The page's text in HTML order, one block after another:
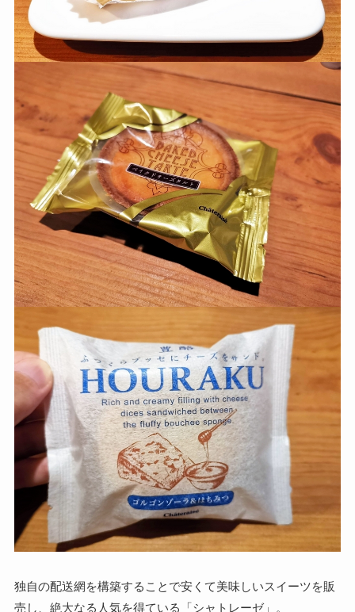
独自の配送網を構築することで安くて美味しいスイーツを販
売し、絶大なる人気を得ている「シャトレーゼ」。